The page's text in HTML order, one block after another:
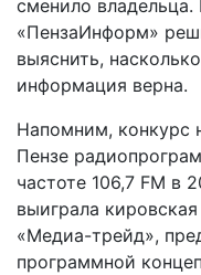
сменило
«ПензаИнформ»
выяснить,
информация верна.
Напомним, конкурс
Пензе
частоте 106,7 FM в
выиграла
«Медиа-трейд»,
программной